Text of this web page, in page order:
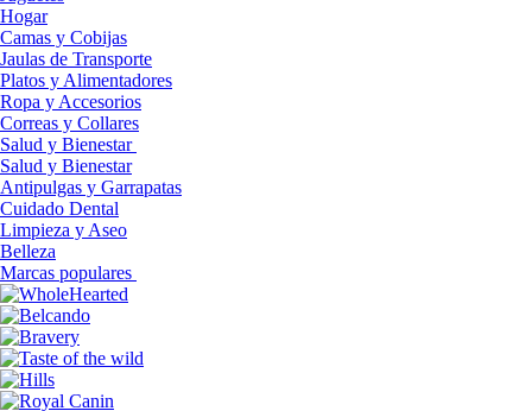
Hogar
Camas y Cobijas
Jaulas de Transporte
Platos y Alimentadores
Ropa y Accesorios
Correas y Collares
Salud y Bienestar
Salud y Bienestar
Antipulgas y Garrapatas
Cuidado Dental
Limpieza y Aseo
Belleza
Marcas populares